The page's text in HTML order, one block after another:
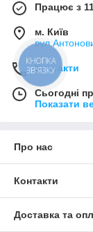
Працює з
м. Київ
вул
Контакти
Сьогодні
Показати
Про нас
Контакти
Доставка та
КНОПКА
ЗВ'ЯЗКУ